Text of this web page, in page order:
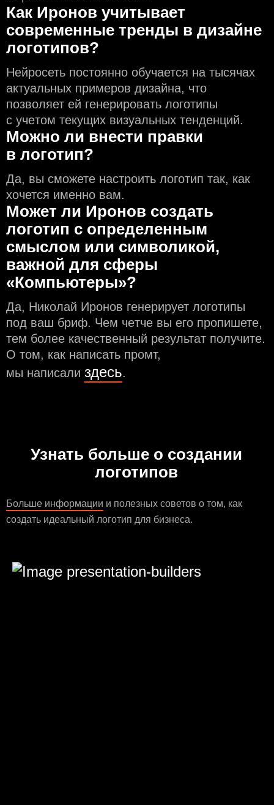
Как Иронов учитывает
современные тренды в дизайне
логотипов?
Нейросеть постоянно обучается на тысячах
актуальных примеров дизайна, что
позволяет ей генерировать логотипы
с учeтом текущих визуальных тенденций.
Можно ли внести правки
в логотип?
Да, вы сможете настроить логотип так, как
хочется именно вам.
Может ли Иронов создать
логотип с определeнным
смыслом или символикой,
важной для сферы
«Компьютеры»?
Да, Николай Иронов генерирует логотипы
под ваш бриф. Чем чeтче вы его пропишете,
тем более качественный результат получите.
О том, как написать промт,
мы написали здесь.
Узнать больше о создании
логотипов
Больше информации и полезных советов о том, как
создать идеальный логотип для бизнеса.